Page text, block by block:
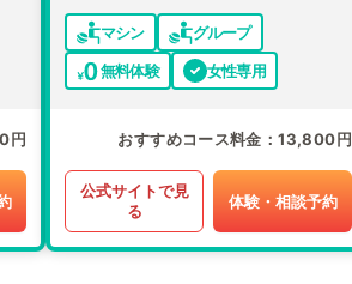
円
マシン
グループ
無料体験
女性専用
おすすめコース料金 13,800円
公式サイトで見
る
体験・相談予約